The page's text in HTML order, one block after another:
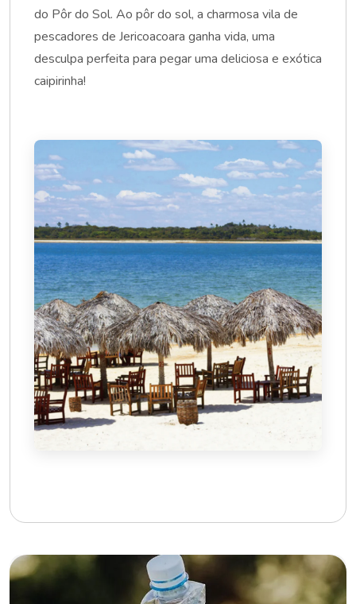
do Pôr do Sol. Ao pôr do sol, a charmosa vila de
pescadores de Jericoacoara ganha vida, uma
desculpa perfeita para pegar uma deliciosa e exótica
caipirinha!